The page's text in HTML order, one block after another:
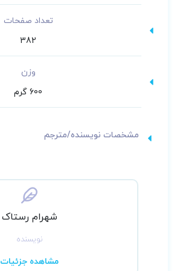
تعداد صفحات
382
وزن
600 گرم
مشخصات نویسنده/مترجم
شهرام رستاک
نویسنده
مشاهده جزئیات